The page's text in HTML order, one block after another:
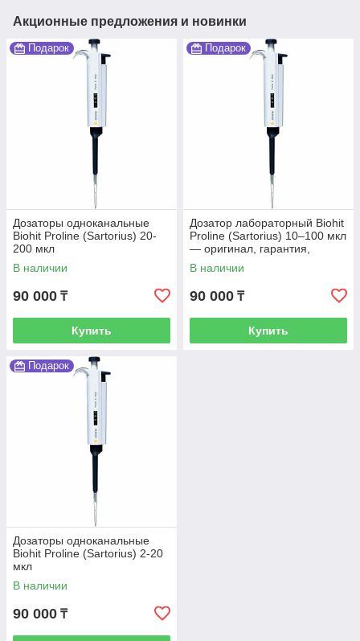
Акционные предложения и новинки
Подарок
Дозаторы одноканальные
Biohit Proline (Sartorius) 20-
200 мкл
В наличии
90 000 ₸
Купить
Подарок
Дозатор лабораторный Biohit
Proline (Sartorius) 10–100 мкл
— оригинал, гарантия,
доставка по Казахстану
В наличии
90 000 ₸
Купить
Подарок
Дозаторы одноканальные
Biohit Proline (Sartorius) 2-20
мкл
В наличии
90 000 ₸